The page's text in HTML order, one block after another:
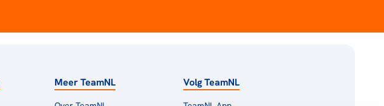
Meer TeamNL Volg TeamNL